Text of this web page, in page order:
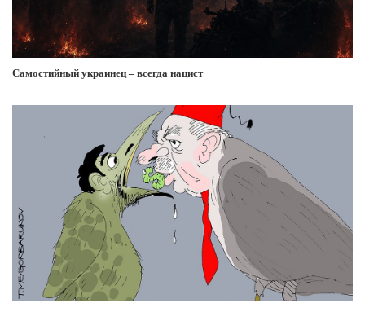
Самостийный украинец – всегда нацист